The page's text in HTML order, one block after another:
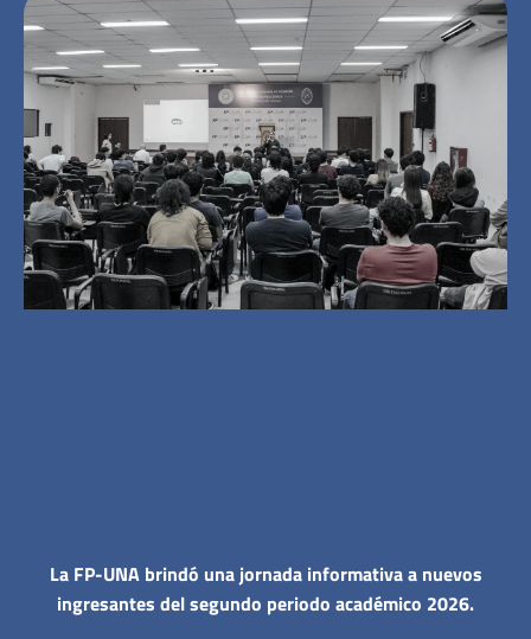
La FP-UNA brindó una jornada informativa a nuevos
ingresantes del segundo periodo académico 2026.